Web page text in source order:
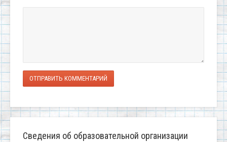
ОТПРАВИТЬ КОММЕНТАРИЙ
Сведения об образовательной организации